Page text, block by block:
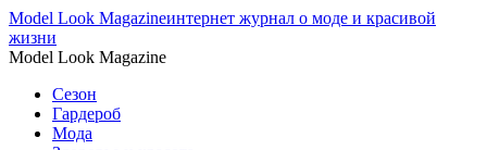
Model Look Magazineинтернет журнал о моде и красивой
жизни
Model Look Magazine
Сезон
Гардероб
Мода